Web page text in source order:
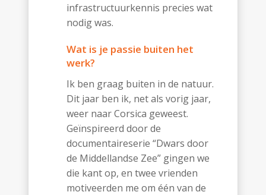
infrastructuurkennis precies wat
nodig was.
Wat is je passie buiten het
werk?
Ik ben graag buiten in de natuur.
Dit jaar ben ik, net als vorig jaar,
weer naar Corsica geweest.
Geïnspireerd door de
documentaireserie “Dwars door
de Middellandse Zee” gingen we
die kant op, en twee vrienden
motiveerden me om één van de